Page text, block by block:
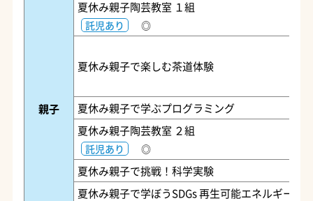
親子
夏休み親子陶芸教室 １組
託児あり ◎
夏休み親子で楽しむ茶道体験
夏休み親子で学ぶプログラミング
夏休み親子陶芸教室 ２組
託児あり ◎
夏休み親子で挑戦！科学実験
夏休み親子で学ぼうSDGs 再生可能エネルギー